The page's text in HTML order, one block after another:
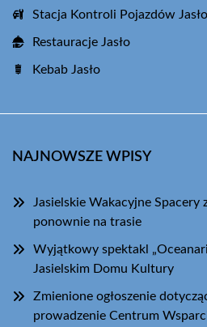
Stacja Kontroli Pojazdów Jasło
Restauracje Jasło
Kebab Jasło
NAJNOWSZE WPISY
Jasielskie Wakacyjne Spacery
ponownie na trasie
Wyjątkowy spektakl
Jasielskim Domu Kultury
Zmienione ogłoszenie
prowadzenie Centrum